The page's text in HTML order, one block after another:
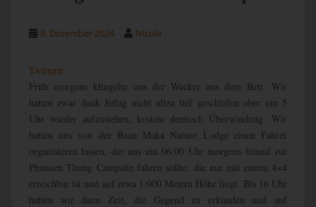
8. Dezember 2024 Nicole
Twittern
Früh morgens klingelte uns der Wecker aus dem Bett. Wir
hatten zwar dank Jetlag nicht allzu tief geschlafen aber um 5
Uhr wieder aufzustehen, kostete dennoch Überwindung. Wir
hatten uns von der Baan Maka Nature Lodge einen Fahrer
organisieren lassen, der uns um 06:00 Uhr morgens hinauf zur
Phanoen Thung Campsite fahren sollte, die nur mit einem 4×4
erreichbar ist und auf etwa 1.000 Metern Höhe liegt. Bis 16 Uhr
hatten wir dann Zeit, die Gegend zu erkunden und auf